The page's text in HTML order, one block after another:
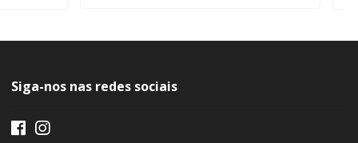
Siga-nos nas redes sociais